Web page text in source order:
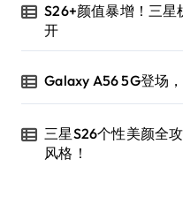
S26+颜值暴增！三
开
Galaxy A56 5G登场
三星S26个性美颜全
风格！